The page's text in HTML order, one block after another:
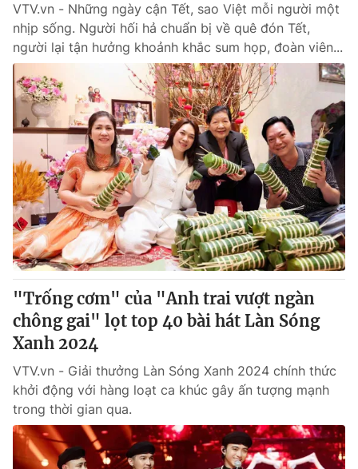
VTV.vn - Những ngày cận Tết, sao Việt mỗi người một
nhịp sống. Người hối hả chuẩn bị về quê đón Tết,
người lại tận hưởng khoảnh khắc sum họp, đoàn viên...
"Trống cơm" của "Anh trai vượt ngàn
chông gai" lọt top 40 bài hát Làn Sóng
Xanh 2024
VTV.vn - Giải thưởng Làn Sóng Xanh 2024 chính thức
khởi động với hàng loạt ca khúc gây ấn tượng mạnh
trong thời gian qua.